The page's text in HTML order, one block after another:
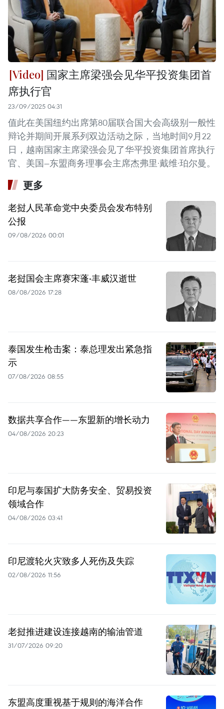
国家主席梁强会见华平投资集团首
席执行官
23/09/2025 04:31
值此在美国纽约出席第80届联合国大会高级别一般性
辩论并期间开展系列双边活动之际，当地时间9月22
日，越南国家主席梁强会见了华平投资集团首席执行
官、美国—东盟商务理事会主席杰弗里·戴维·珀尔曼。
更多
老挝人民革命党中央委员会发布特别
公报
09/08/2026 00:01
老挝国会主席赛宋蓬·丰威汉逝世
08/08/2026 17:28
泰国发生枪击案：泰总理发出紧急指
示
07/08/2026 08:55
数据共享合作——东盟新的增长动力
04/08/2026 20:23
印尼与泰国扩大防务安全、贸易投资
领域合作
04/08/2026 03:41
印尼渡轮火灾致多人死伤及失踪
02/08/2026 11:56
老挝推进建设连接越南的输油管道
31/07/2026 09:20
东盟高度重视基于规则的海洋合作